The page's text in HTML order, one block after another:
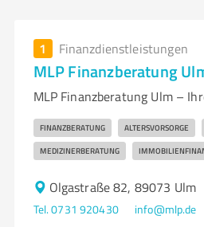
1 Finanzdienstleistungen
MLP Finanzberatung
MLP Finanzberatung Ulm –
FINANZBERATUNG ALTERSVORSORGE
MEDIZINERBERATUNG
Olgastraße 82, 89073 Ulm
Tel. 0731 920430 info@mlp.de